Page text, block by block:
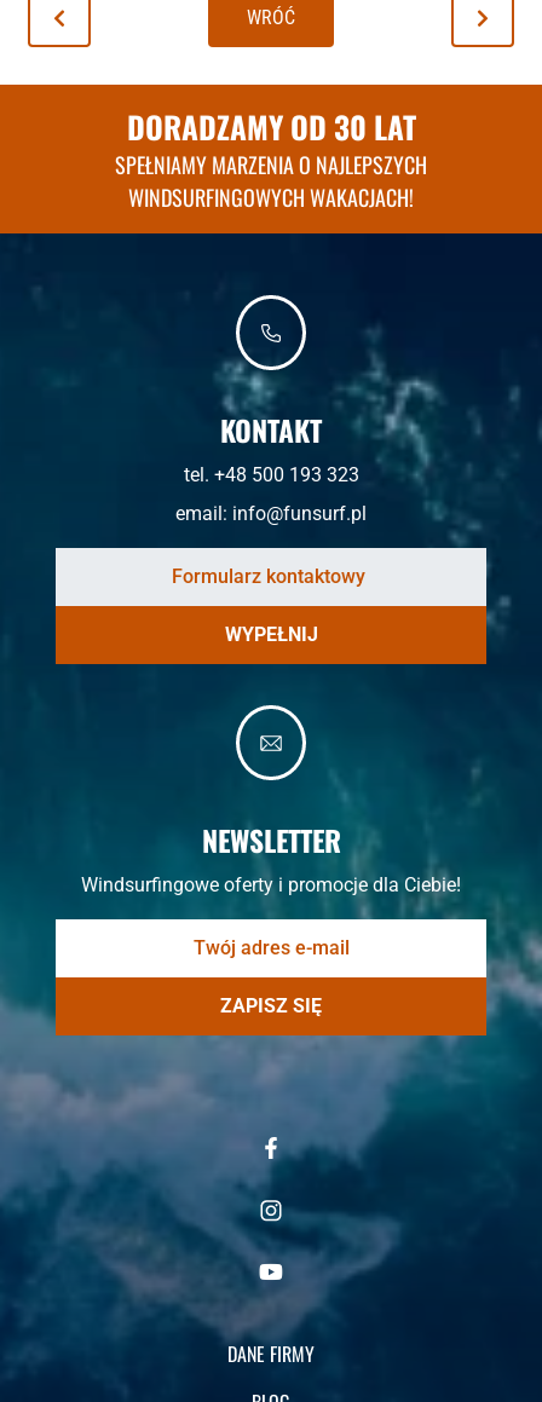
WRÓĆ
DORADZAMY OD 30 LAT
SPEŁNIAMY MARZENIA O NAJLEPSZYCH
WINDSURFINGOWYCH WAKACJACH!
KONTAKT
tel. +48 500 193 323
email: info@funsurf.pl
WYPEŁNIJ
NEWSLETTER
Windsurfingowe oferty i promocje dla Ciebie!
ZAPISZ SIĘ
DANE FIRMY